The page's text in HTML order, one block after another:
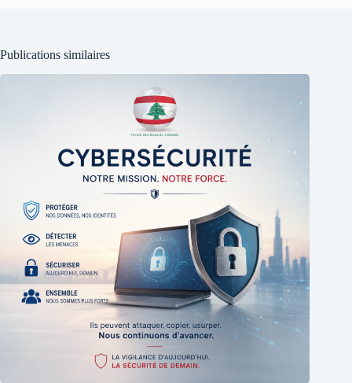
Publications similaires